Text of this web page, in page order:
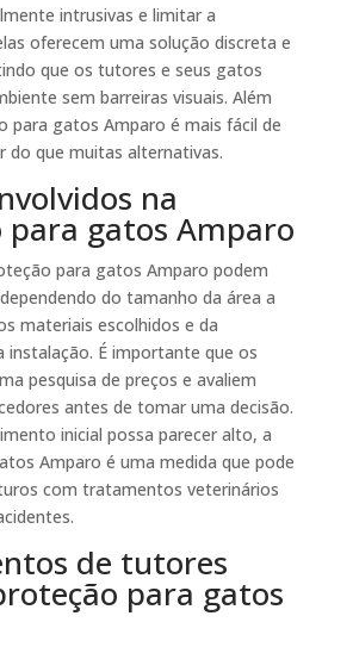
intrusivas e limitar a
oferecem uma solução discreta e
que os tutores e seus gatos
sem barreiras visuais. Além
para gatos Amparo é mais fácil de
do que muitas alternativas.
na
para gatos Amparo
para gatos Amparo podem
do tamanho da área a
materiais escolhidos e da
instalação. É importante que os
pesquisa de preços e avaliem
antes de tomar uma decisão.
inicial possa parecer alto, a
Amparo é uma medida que pode
com tratamentos veterinários
de tutores
para gatos